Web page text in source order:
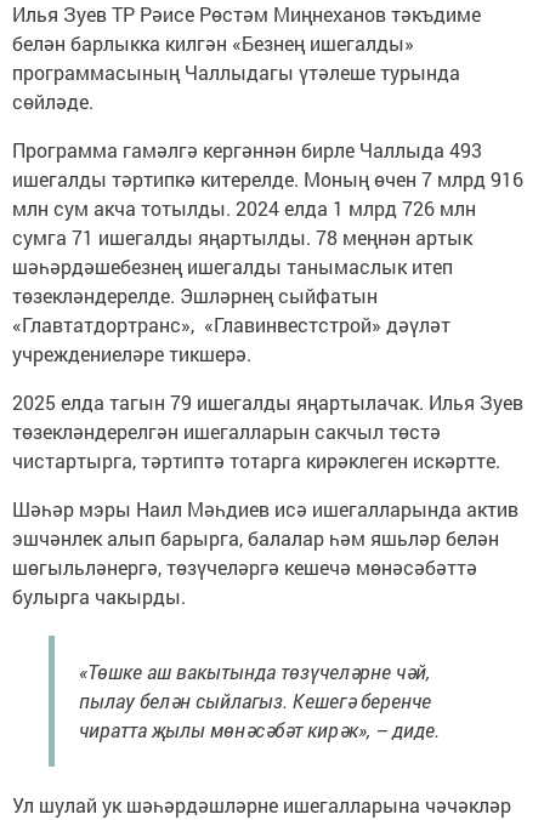
Илья Зуев ТР Рәисе Рөстәм Миңнеханов тәкъдиме
белән барлыкка килгән «Безнең ишегалды»
программасының Чаллыдагы үтәлеше турында
сөйләде.
Программа гамәлгә кергәннән бирле Чаллыда 493
ишегалды тәртипкә китерелде. Моның өчен 7 млрд 916
млн сум акча тотылды. 2024 елда 1 млрд 726 млн
сумга 71 ишегалды яңартылды. 78 меңнән артык
шәһәрдәшебезнең ишегалды танымаслык итеп
төзекләндерелде. Эшләрнең сыйфатын
«Главтатдортранс», «Главинвестстрой» дәүләт
учреждениеләре тикшерә.
2025 елда тагын 79 ишегалды яңартылачак. Илья Зуев
төзекләндерелгән ишегалларын сакчыл төстә
чистартырга, тәртиптә тотарга кирәклеген искәртте.
Шәһәр мэры Наил Мәһдиев исә ишегалларында актив
эшчәнлек алып барырга, балалар һәм яшьләр белән
шөгыльләнергә, төзүчеләргә кешечә мөнәсәбәттә
булырга чакырды.
«Төшке аш вакытында төзүчеләрне чәй,
пылау белән сыйлагыз. Кешегә беренче
чиратта җылы мөнәсәбәт кирәк», – диде.
Ул шулай ук шәһәрдәшләрне ишегалларына чәчәкләр